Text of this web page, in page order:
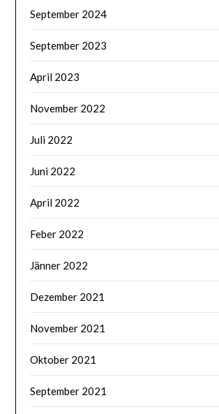
September 2024
September 2023
April 2023
November 2022
Juli 2022
Juni 2022
April 2022
Feber 2022
Jänner 2022
Dezember 2021
November 2021
Oktober 2021
September 2021